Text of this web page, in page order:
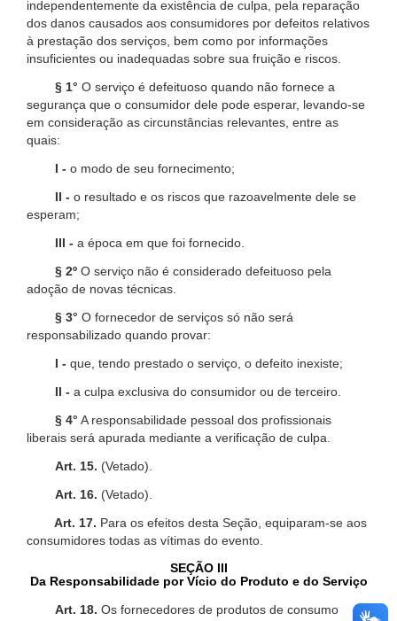
independentemente da existência de culpa, pela reparação
dos danos causados aos consumidores por defeitos relativos
à prestação dos serviços, bem como por informações
insuficientes ou inadequadas sobre sua fruição e riscos.
§ 1° O serviço é defeituoso quando não fornece a
segurança que o consumidor dele pode esperar, levando-se
em consideração as circunstâncias relevantes, entre as
quais:
I - o modo de seu fornecimento;
II - o resultado e os riscos que razoavelmente dele se
esperam;
III - a época em que foi fornecido.
§ 2º O serviço não é considerado defeituoso pela
adoção de novas técnicas.
§ 3° O fornecedor de serviços só não será
responsabilizado quando provar:
I - que, tendo prestado o serviço, o defeito inexiste;
II - a culpa exclusiva do consumidor ou de terceiro.
§ 4° A responsabilidade pessoal dos profissionais
liberais será apurada mediante a verificação de culpa.
Art. 15. (Vetado).
Art. 16. (Vetado).
Art. 17. Para os efeitos desta Seção, equiparam-se aos
consumidores todas as vítimas do evento.
SEÇÃO III
Da Responsabilidade por Vício do Produto e do Serviço
Art. 18. Os fornecedores de produtos de consumo